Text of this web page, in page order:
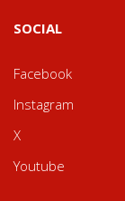
SOCIAL
Facebook
Instagram
X
Youtube